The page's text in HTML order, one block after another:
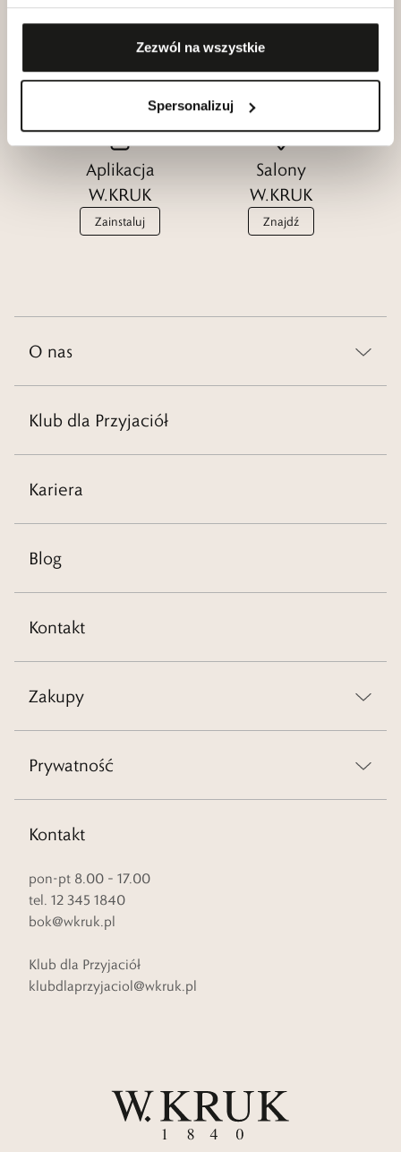
Zezwól na wszystkie
Spersonalizuj
Klub dla
Przyjaciół
W.KRUK
Dołącz
W.KRUK
Zobacz
Aplikacja
W.KRUK
Zainstaluj
Salony
W.KRUK
Znajdź
O nas
Klub dla Przyjaciół
Kariera
Blog
Kontakt
Zakupy
Prywatność
Kontakt
pon-pt 8.00 – 17.00
tel. 12 345 1840
bok@wkruk.pl
Klub dla Przyjaciół
klubdlaprzyjaciol@wkruk.pl